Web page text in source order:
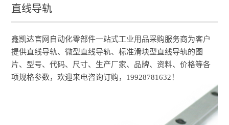
直线导轨
鑫凯达官网自动化零部件一站式工业用品采购服务商为客户
提供直线导轨、微型直线导轨、标准滑块型直线导轨的图
片、型号、代码、尺寸、生产厂家、品牌、资料、价格等各
项规格参数，欢迎来电咨询订购，19928781632！